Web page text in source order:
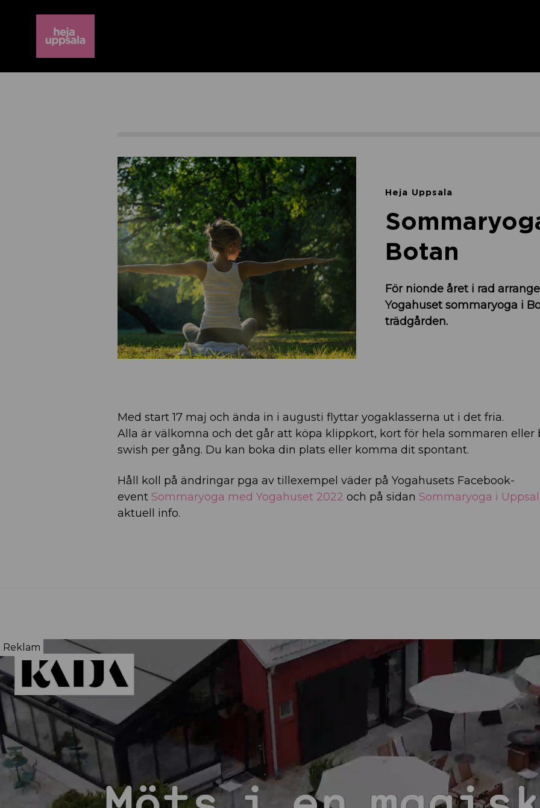
Heja Uppsala
Botan
För nionde året i rad
Yogahuset sommaryoga i
trädgården.
Med start 17 maj och ända in i augusti flyttar yogaklasserna ut i det fria.
Alla är välkomna och det går att köpa klippkort, kort för hela sommaren eller
swish per gång. Du kan boka din plats eller komma dit spontant.
Håll koll på ändringar pga av tillexempel väder på Yogahusets Facebook-
event Sommaryoga med Yogahuset 2022 och på sidan Sommaryoga i
aktuell info.
Reklam